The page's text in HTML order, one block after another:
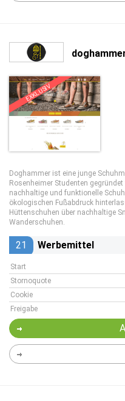
EXKLUSIV
Doghammer ist eine junge
Rosenheimer Studenten
nachhaltige und funktionelle
ökologischen Fußabdruck
Hüttenschuhen über nachhaltige
Wanderschuhen.
21 Werbemittel
Start
Stornoquote
Cookie
Freigabe